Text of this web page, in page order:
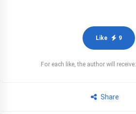
Like 9
For each like, the author will receive:
Share